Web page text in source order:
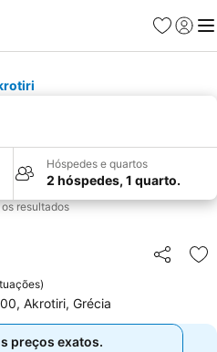
Favoritos
Iniciar
Hóspedes e quartos
2 hóspedes, 1 quarto.
resultados
Partilhar
)
Akrotiri, Grécia
preços exatos.
preços exatos.